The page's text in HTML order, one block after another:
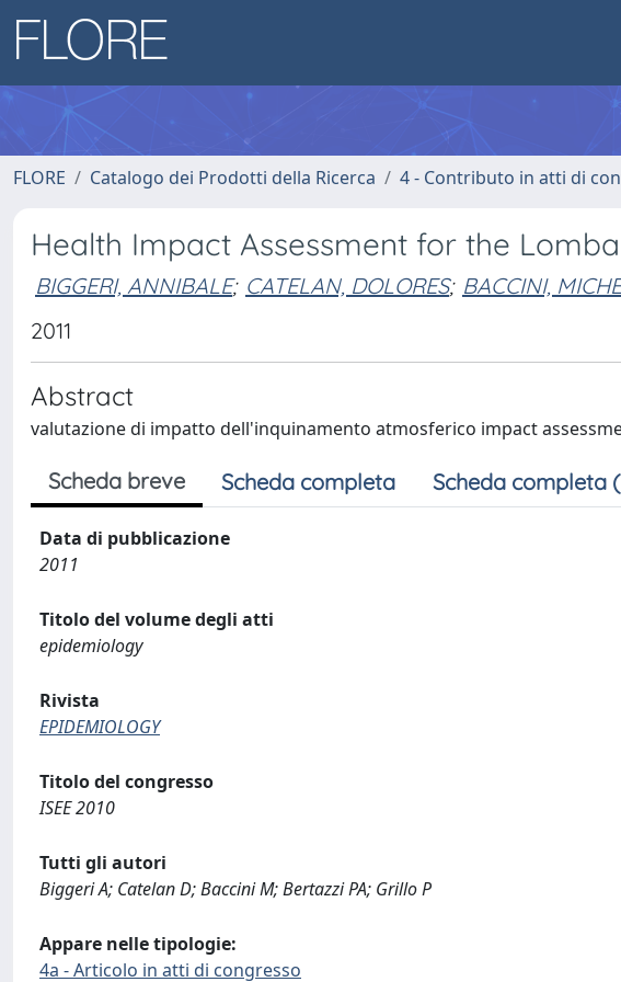
FLORE Catalogo dei Prodotti della Ricerca 4 - Contributo in atti di
Health Impact Assessment for the
BIGGERI, ANNIBALE; CATELAN, DOLORES; BACCINI,
2011
Abstract
valutazione di impatto dell'inquinamento atmosferico impact
Scheda breve Scheda completa Scheda completa
Data di pubblicazione
2011
Titolo del volume degli atti
epidemiology
Rivista
EPIDEMIOLOGY
Titolo del congresso
ISEE 2010
Tutti gli autori
Biggeri A; Catelan D; Baccini M; Bertazzi PA; Grillo P
Appare nelle tipologie:
4a - Articolo in atti di congresso